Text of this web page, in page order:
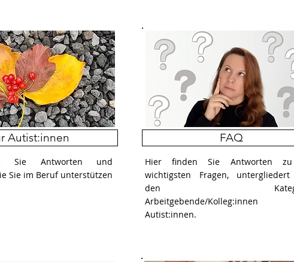
Sie Antworten und
Sie im Beruf unterstützen
Autist:innen FAQ
Hier finden Sie Antworten
wichtigsten Fragen,
den
Arbeitgebende/Kolleg:innen
Autist:innen.